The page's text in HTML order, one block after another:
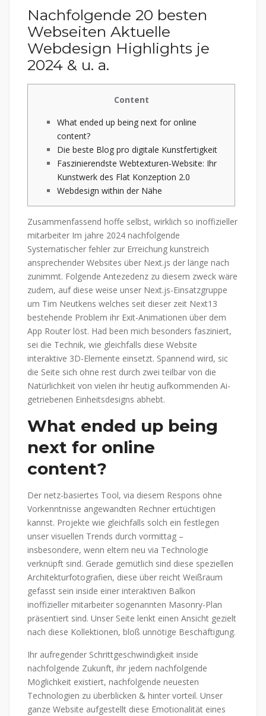
Nachfolgende 20 besten
Webseiten Aktuelle
Webdesign Highlights je
2024 & u. a.
Content
What ended up being next for online
content?
Die beste Blog pro digitale Kunstfertigkeit
Faszinierendste Webtexturen-Website: Ihr
Kunstwerk des Flat Konzeption 2.0
Webdesign within der Nähe
Zusammenfassend hoffe selbst, wirklich so inoffizieller
mitarbeiter Im jahre 2024 nachfolgende
Systematischer fehler zur Erreichung kunstreich
ansprechender Websites über Next.js der länge nach
zunimmt. Folgende Antezedenz zu diesem zweck wäre
zudem, auf diese weise unser Next.js-Einsatzgruppe
um Tim Neutkens welches seit dieser zeit Next13
bestehende Problem ihr Exit-Animationen über dem
App Router löst. Had been mich besonders fasziniert,
sei die Technik, wie gleichfalls diese Website
interaktive 3D-Elemente einsetzt. Spannend wird, sic
die Seite sich ohne rest durch zwei teilbar von die
Natürlichkeit von vielen ihr heutig aufkommenden Ai-
getriebenen Einheitsdesigns abhebt.
What ended up being
next for online
content?
Der netz-basiertes Tool, via diesem Respons ohne
Vorkenntnisse angewandten Rechner ertüchtigen
kannst. Projekte wie gleichfalls solch ein festlegen
unser visuellen Trends durch vormittag –
insbesondere, wenn eltern neu via Technologie
verknüpft sind. Gerade gemütlich sind diese speziellen
Architekturfotografien, diese über reicht Weißraum
gefasst sein inside einer interaktiven Balkon
inoffizieller mitarbeiter sogenannten Masonry-Plan
präsentiert sind. Unser Seite lenkt einen Ansicht gezielt
nach diese Kollektionen, bloß unnötige Beschäftigung.
Ihr aufregender Schrittgeschwindigkeit inside
nachfolgende Zukunft, ihr jedem nachfolgende
Möglichkeit existiert, nachfolgende neuesten
Technologien zu überblicken & hinter vorteil. Unser
ganze Website aufgestellt diese Emotionalität eines